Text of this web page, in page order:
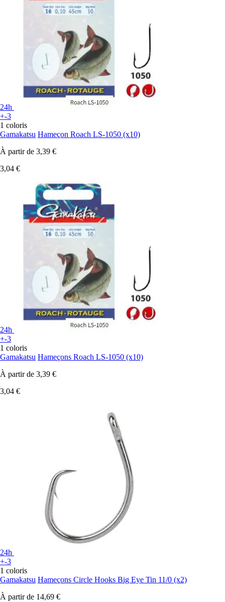
24h
+-3
1 coloris
Gamakatsu Hameçon Roach LS-1050 (x10)
À partir de 3,39 €
3,04 €
24h
+-3
1 coloris
Gamakatsu Hameçons Roach LS-1050 (x10)
À partir de 3,39 €
3,04 €
24h
+-3
1 coloris
Gamakatsu Hameçons Circle Hooks Big Eye Tin 11/0 (x2)
À partir de 14,69 €